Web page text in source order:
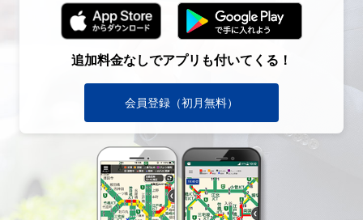
追加料金なしでアプリも付いてくる！
会員登録（初月無料）